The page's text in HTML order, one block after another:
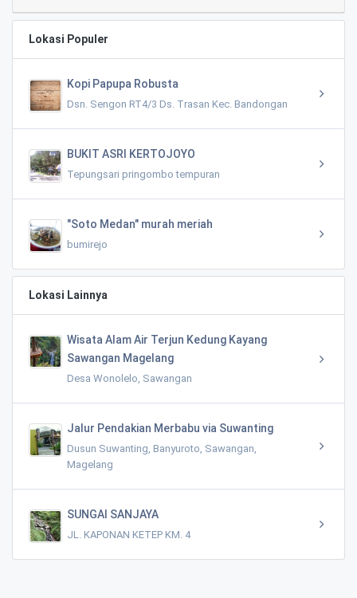
Lokasi Populer
Kopi Papupa Robusta
Dsn. Sengon RT4/3 Ds. Trasan Kec. Bandongan
BUKIT ASRI KERTOJOYO
Tepungsari pringombo tempuran
"Soto Medan" murah meriah
bumirejo
Lokasi Lainnya
Wisata Alam Air Terjun Kedung Kayang
Sawangan Magelang
Desa Wonolelo, Sawangan
Jalur Pendakian Merbabu via Suwanting
Dusun Suwanting, Banyuroto, Sawangan,
Magelang
SUNGAI SANJAYA
JL. KAPONAN KETEP KM. 4